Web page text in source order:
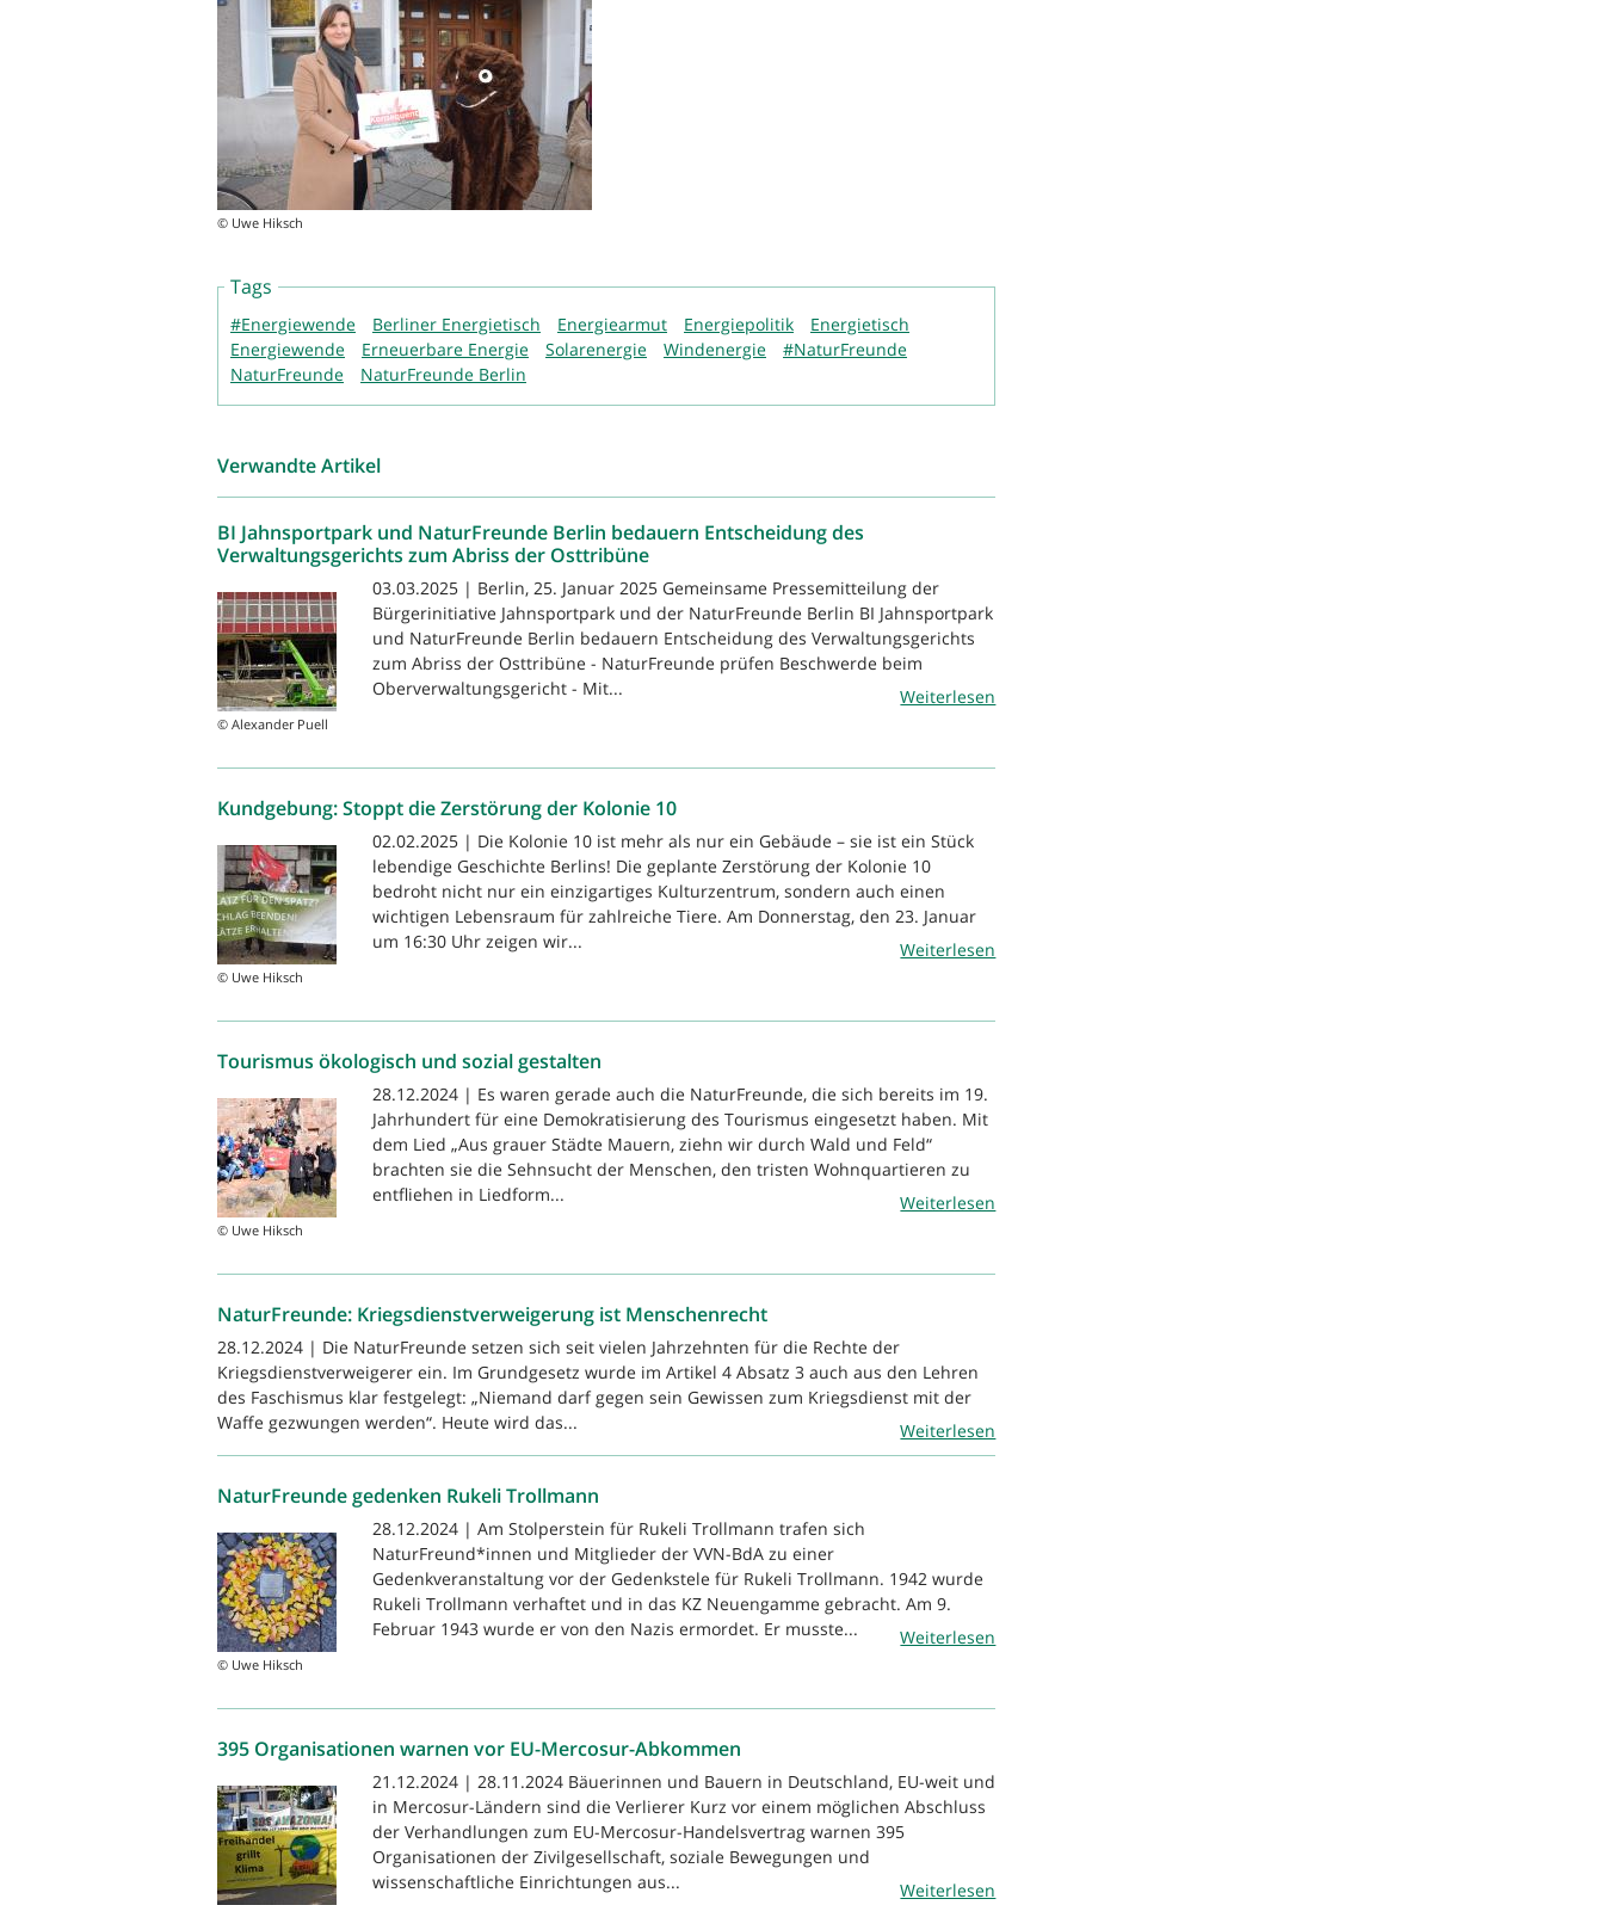
© Uwe Hiksch
Tags
#Energiewende Berliner Energietisch Energiearmut Energiepolitik
Energietisch
Energiewende
Erneuerbare Energie Solarenergie Windenergie
#NaturFreunde
NaturFreunde
NaturFreunde Berlin
Verwandte Artikel
BI Jahnsportpark und NaturFreunde Berlin bedauern Entscheidung des
Verwaltungsgerichts zum Abriss der Osttribüne
© Alexander Puell
03.03.2025 | Berlin, 25. Januar 2025 Gemeinsame Pressemitteilung der
Bürgerinitiative Jahnsportpark und der NaturFreunde Berlin BI Jahnsportpark
und NaturFreunde Berlin bedauern Entscheidung des Verwaltungsgerichts
zum Abriss der Osttribüne - NaturFreunde prüfen Beschwerde beim
Oberverwaltungsgericht - Mit...
Weiterlesen
Kundgebung: Stoppt die Zerstörung der Kolonie 10
© Uwe Hiksch
02.02.2025 | Die Kolonie 10 ist mehr als nur ein Gebäude – sie ist ein Stück
lebendige Geschichte Berlins! Die geplante Zerstörung der Kolonie 10
bedroht nicht nur ein einzigartiges Kulturzentrum, sondern auch einen
wichtigen Lebensraum für zahlreiche Tiere. Am Donnerstag, den 23. Januar
um 16:30 Uhr zeigen wir...
Weiterlesen
Tourismus ökologisch und sozial gestalten
© Uwe Hiksch
28.12.2024 | Es waren gerade auch die NaturFreunde, die sich bereits im 19.
Jahrhundert für eine Demokratisierung des Tourismus eingesetzt haben. Mit
dem Lied „Aus grauer Städte Mauern, ziehn wir durch Wald und Feld“
brachten sie die Sehnsucht der Menschen, den tristen Wohnquartieren zu
entfliehen in Liedform...
Weiterlesen
NaturFreunde: Kriegsdienstverweigerung ist Menschenrecht
28.12.2024 | Die NaturFreunde setzen sich seit vielen Jahrzehnten für die Rechte der
Kriegsdienstverweigerer ein. Im Grundgesetz wurde im Artikel 4 Absatz 3 auch aus den Lehren
des Faschismus klar festgelegt: „Niemand darf gegen sein Gewissen zum Kriegsdienst mit der
Waffe gezwungen werden“. Heute wird das...
Weiterlesen
NaturFreunde gedenken Rukeli Trollmann
© Uwe Hiksch
28.12.2024 | Am Stolperstein für Rukeli Trollmann trafen sich
NaturFreund*innen und Mitglieder der VVN-BdA zu einer
Gedenkveranstaltung vor der Gedenkstele für Rukeli Trollmann. 1942 wurde
Rukeli Trollmann verhaftet und in das KZ Neuengamme gebracht. Am 9.
Februar 1943 wurde er von den Nazis ermordet. Er musste...
Weiterlesen
395 Organisationen warnen vor EU-Mercosur-Abkommen
21.12.2024 | 28.11.2024 Bäuerinnen und Bauern in Deutschland, EU-weit und
in Mercosur-Ländern sind die Verlierer Kurz vor einem möglichen Abschluss
der Verhandlungen zum EU-Mercosur-Handelsvertrag warnen 395
Organisationen der Zivilgesellschaft, soziale Bewegungen und
wissenschaftliche Einrichtungen aus...
Weiterlesen